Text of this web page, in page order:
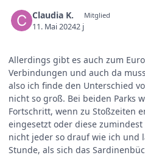
Claudia K. Mitglied
11. Mai 20242 j
Allerdings gibt es auch zum
Verbindungen und auch da
also ich finde den Unterschied
nicht so groß. Bei beiden Parks
Fortschritt, wenn zu Stoßzeiten
eingesetzt oder diese
nicht jeder so drauf wie ich und
Stunde, als sich das